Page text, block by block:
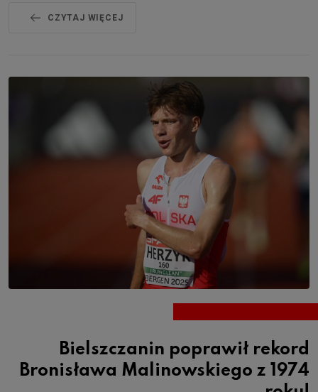
CZYTAJ WIĘCEJ
Bielszczanin poprawił rekord
Bronisława Malinowskiego z 1974